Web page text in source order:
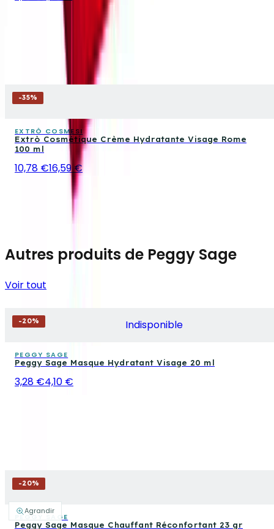
Agrandir
-35%
EXTRÒ COSMESI
Extrò Cosmétique Crème Hydratante Visage Rome
100 ml
10,78 €16,59 €
Autres produits de Peggy Sage
Voir tout
-20% Indisponible
PEGGY SAGE
Peggy Sage Masque Hydratant Visage 20 ml
3,28 €4,10 €
-20%
PEGGY SAGE
Peggy Sage Masque Chauffant Réconfortant 23 gr